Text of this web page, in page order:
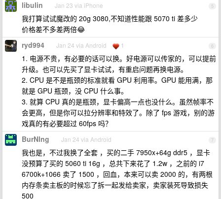
5
libulin Jan 23 via iPhone
我打算试试魔改的 20g 3080,不知道性能跟 5070 ti 差多少
价格差不多差两倍😂
6
ryd994 Jan 24 via Android 1
1. 电源不贵，有必要的话可以换。好电源可以传家的，可以提前
升级。也可以先买了显卡试试，有重启问题再换电源。
2. CPU 是不是瓶颈的标准就看 GPU 利用率。GPU 能用满，那
就是 GPU 瓶颈，没 CPU 什么事。
3. 就算 CPU 真的是瓶颈，显卡偏高一点也没什么。虽然帧率不
会更高，但是你可以拉分辨率和特效了。除了 fps 游戏，别的游
戏真的有必要超过 60fps 吗？
7
BurNlng Jan 24 via Android
我也是，不过我换了全套 ，买的二手 7950x+64g ddr5 ，显卡
没预算了买的 5060 ti 16g ，总共下来花了 1.2w ，之前的 i7
6700k+1066 卖了 1500 ，回血，本来可以卖 2000 的，有两根
内存条卖主板的时候忘了拆一起发给卖家，卖家装死导致损失
500